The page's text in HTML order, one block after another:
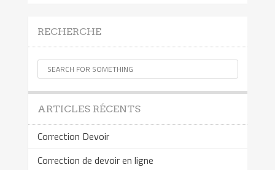
RECHERCHE
ARTICLES RÉCENTS
Correction Devoir
Correction de devoir en ligne